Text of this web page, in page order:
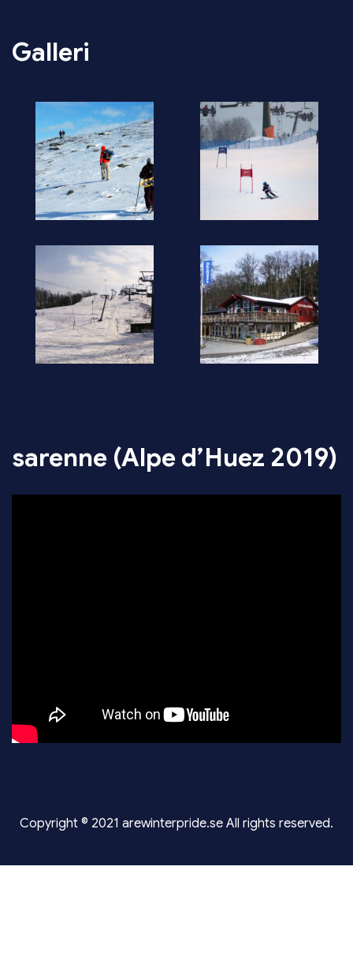
Galleri
sarenne (Alpe d’Huez 2019)
Copyright © 2021 arewinterpride.se All rights reserved.